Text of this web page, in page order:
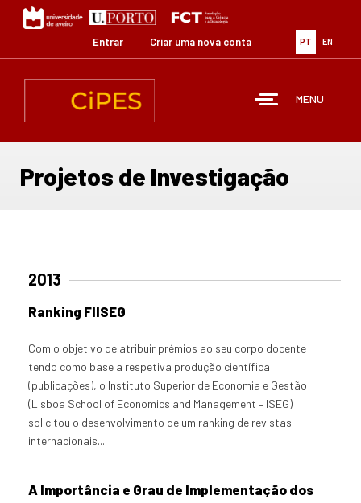
Passar
para
conteúdo
PT EN
Entrar Criar uma nova conta
MENU
Projetos de Investigação
2013
Ranking FIISEG
Com o objetivo de atribuir prémios ao seu corpo docente
tendo como base a respetiva produção científica
(publicações), o Instituto Superior de Economia e Gestão
(Lisboa School of Economics and Management – ISEG)
solicitou o desenvolvimento de um ranking de revistas
internacionais...
A Importância e Grau de Implementação dos